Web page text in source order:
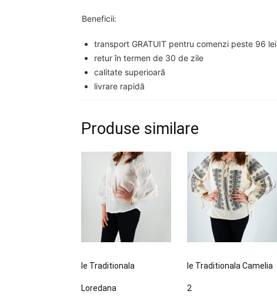
Beneficii:
transport GRATUIT pentru comenzi peste 96 lei
retur în termen de 30 de zile
calitate superioară
livrare rapidă
Produse similare
Ie Traditionala
Loredana
Ie Traditionala Camelia
2